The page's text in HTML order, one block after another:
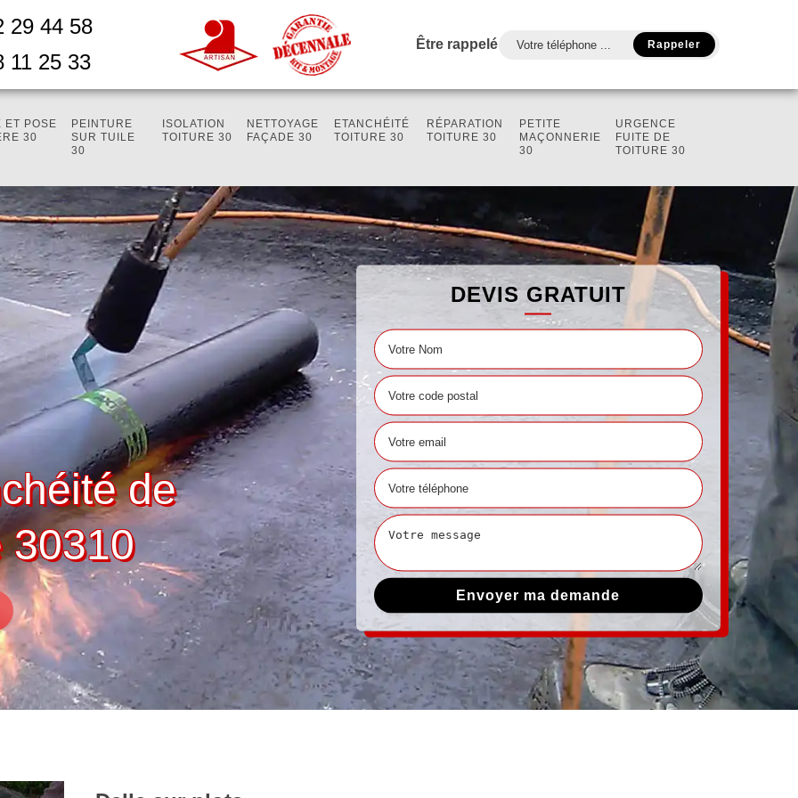
29 44 58
11 25 33
Être rappelé
ET POSE
30
PEINTURE
SUR TUILE
30
ISOLATION
TOITURE 30
NETTOYAGE
FAÇADE 30
ETANCHÉITÉ
TOITURE 30
RÉPARATION
TOITURE 30
PETITE
MAÇONNERIE
30
URGENCE
FUITE DE
TOITURE 30
de
30310
DEVIS GRATUIT